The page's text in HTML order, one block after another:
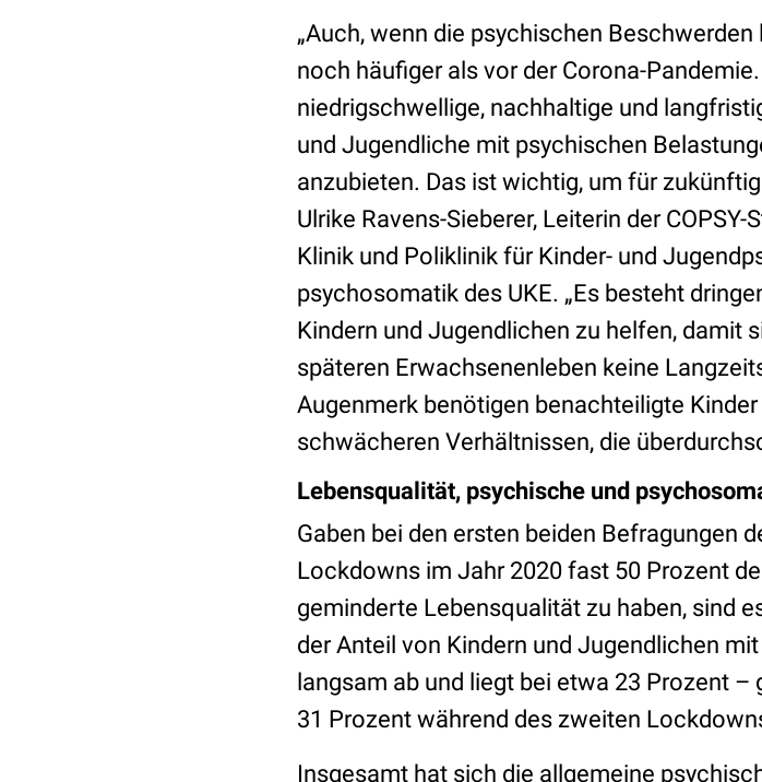
„Auch, wenn die psychischen
noch häufiger als vor der Corona-
niedrigschwellige, nachhaltige und
und Jugendliche mit psychischen
anzubieten. Das ist wichtig, um für
Ulrike Ravens-Sieberer, Leiterin der
Klinik und Poliklinik für Kinder- und
psychosomatik des UKE. „Es besteht
Kindern und Jugendlichen zu helfen, damit
späteren Erwachsenenleben keine
Augenmerk benötigen benachteiligte
schwächeren Verhältnissen, die
Lebensqualität, psychische und
Gaben bei den ersten beiden Befragungen
Lockdowns im Jahr 2020 fast 50 Prozent
geminderte Lebensqualität zu haben, sind
der Anteil von Kindern und Jugendlichen
langsam ab und liegt bei etwa 23 Prozent
31 Prozent während des zweiten
Insgesamt hat sich die allgemeine